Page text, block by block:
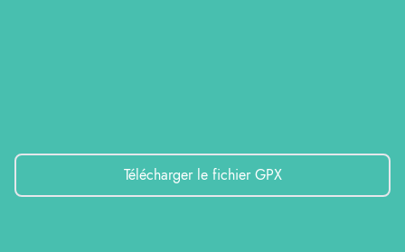
Télécharger le fichier GPX